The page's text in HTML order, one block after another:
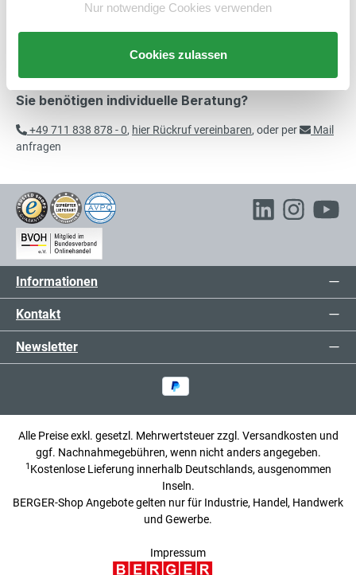
Nur notwendige Cookies verwenden
Cookies zulassen
Sie benötigen individuelle Beratung?
+49 711 838 878 - 0, hier Rückruf vereinbaren, oder per
Mail
anfragen
Informationen
Kontakt
Newsletter
Alle Preise exkl. gesetzl. Mehrwertsteuer zzgl. Versandkosten und
ggf. Nachnahmegebühren, wenn nicht anders angegeben.
1 Kostenlose Lieferung innerhalb Deutschlands, ausgenommen
Inseln.
BERGER-Shop Angebote gelten nur für Industrie, Handel, Handwerk
und Gewerbe.
Impressum